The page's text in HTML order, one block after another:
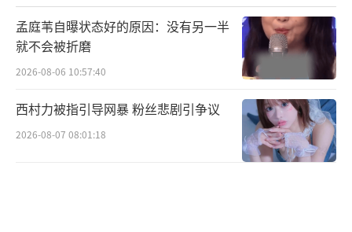
碰撞出怎样的火花？“久经战场”的前辈们，
面对新生力量的冲击会有怎样的表现？在最终
的“坦白局”上，面对BOSS直聘创始人、董事
能赚不到很多钱的工作，与不喜欢但会让我赚
很多钱的工作，二者之间该如何选择？”赵鹏
分享了怎样的职场宝典和心得，收获同学们的
孟庭苇自曝状态好的原因：没有另一半
就不会被折磨
2026-08-06 10:57:40
西村力被指引导网暴 粉丝悲剧引争议
2026-08-07 08:01:18